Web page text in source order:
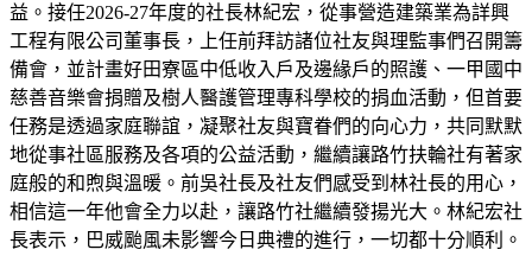
益。接任2026-27年度的社長林紀宏，從事營造建築業為詳興
工程有限公司董事長，上任前拜訪諸位社友與理監事們召開籌
備會，並計畫好田寮區中低收入戶及邊緣戶的照護、一甲國中
慈善音樂會捐贈及樹人醫護管理專科學校的捐血活動，但首要
任務是透過家庭聯誼，凝聚社友與寶眷們的向心力，共同默默
地從事社區服務及各項的公益活動，繼續讓路竹扶輪社有著家
庭般的和煦與溫暖。前吳社長及社友們感受到林社長的用心，
相信這一年他會全力以赴，讓路竹社繼續發揚光大。林紀宏社
長表示，巴威颱風未影響今日典禮的進行，一切都十分順利。